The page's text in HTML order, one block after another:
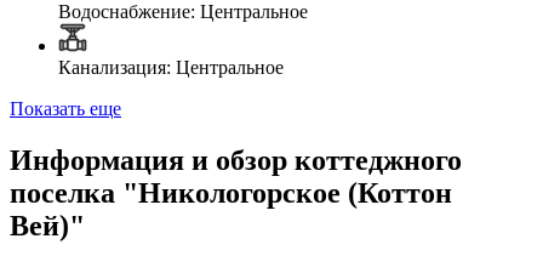
Водоснабжение: Центральное
Канализация: Центральное
Показать еще
Информация и обзор коттеджного
поселка "Никологорское (Коттон
Вей)"